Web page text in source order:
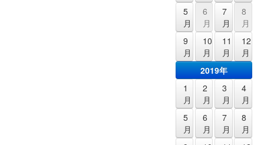
5
月
6
月
7
月
8
月
9
月
10
月
11
月
12
月
2019年
1
月
2
月
3
月
4
月
5
月
6
月
7
月
8
月